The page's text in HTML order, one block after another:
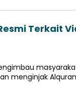
Terkait
menginjak